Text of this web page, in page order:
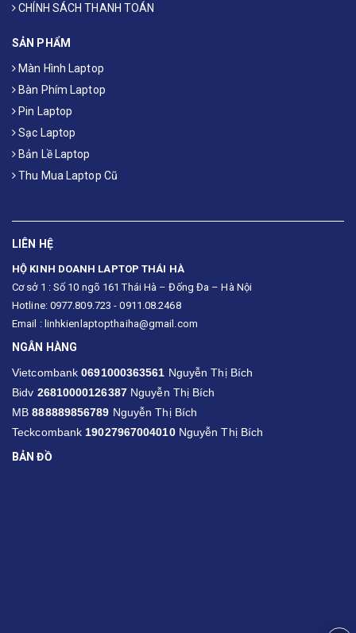
CHÍNH SÁCH THANH TOÁN
SẢN PHẨM
Màn Hình Laptop
Bàn Phím Laptop
Pin Laptop
Sạc Laptop
Bản Lề Laptop
Thu Mua Laptop Cũ
LIÊN HỆ
HỘ KINH DOANH LAPTOP THÁI HÀ
Cơ sở 1 : Số 10 ngõ 161 Thái Hà – Đống Đa – Hà Nội
Hotline: 0977.809.723 - 0911.08.2468
Email : linhkienlaptopthaiha@gmail.com
NGÂN HÀNG
Vietcombank0691000363561 Nguyễn Thị Bích
Bidv 26810000126387Nguyễn Thị Bích
MB888889856789 Nguyễn Thị Bích
Teckcombank 19027967004010Nguyễn Thị Bích
BẢN ĐỒ